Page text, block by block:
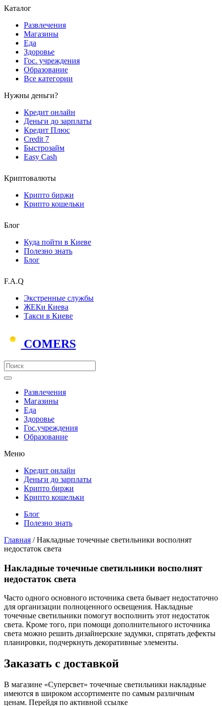
Каталог
Развлечения
Магазины
Еда
Здоровье
Гос. учреждения
Образование
Все категории
Нужны деньги?
Кредит онлайн
Деньги до зарплаты
Кредит Плюс
Credit 7
Быстрозайм
Easy Cash
Криптовалюты
Крипто биржи
Крипто кошельки
Блог
Куда пойти в Киеве
Полезно знать
Блог
F.A.Q
Экстренные службы
ЖЕКи Киева
Такси в Киеве
COMERS
Развлечения
Магазины
Еда
Здоровье
Гос.учреждения
Образование
Меню
Кредит онлайн
Деньги до зарплаты
Крипто биржи
Крипто кошельки
Блог
Полезно знать
Главная / Накладные точечные светильники восполнят
недостаток света
Накладные точечные светильники восполнят
недостаток света
Часто одного основного источника света бывает недостаточно
для организации полноценного освещения. Накладные
точечные светильники помогут восполнить этот недостаток
света. Кроме того, при помощи дополнительного источника
света можно решить дизайнерские задумки, спрятать дефекты
планировки, подчеркнуть декоративные элементы.
Заказать с доставкой
В магазине «Суперсвет» точечные светильники накладные
имеются в широком ассортименте по самым различным
ценам. Перейдя по активной ссылке